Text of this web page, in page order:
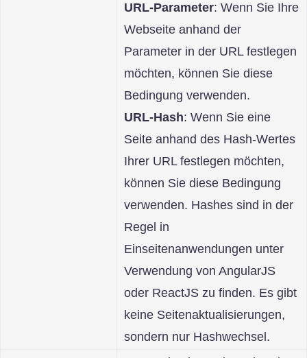
URL-Parameter: Wenn Sie Ihre
Webseite anhand der
Parameter in der URL festlegen
möchten, können Sie diese
Bedingung verwenden.
URL-Hash: Wenn Sie eine
Seite anhand des Hash-Wertes
Ihrer URL festlegen möchten,
können Sie diese Bedingung
verwenden. Hashes sind in der
Regel in
Einseitenanwendungen unter
Verwendung von AngularJS
oder ReactJS zu finden. Es gibt
keine Seitenaktualisierungen,
sondern nur Hashwechsel.